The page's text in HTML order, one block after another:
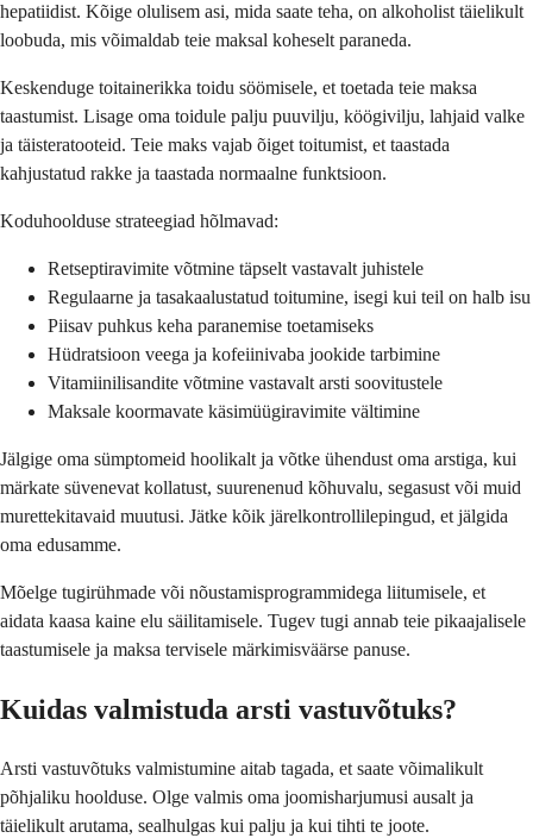
hepatiidist. Kõige olulisem asi, mida saate teha, on alkoholist täielikult
loobuda, mis võimaldab teie maksal koheselt paraneda.
Keskenduge toitainerikka toidu söömisele, et toetada teie maksa
taastumist. Lisage oma toidule palju puuvilju, köögivilju, lahjaid valke
ja täisteratooteid. Teie maks vajab õiget toitumist, et taastada
kahjustatud rakke ja taastada normaalne funktsioon.
Koduhoolduse strateegiad hõlmavad:
Retseptiravimite võtmine täpselt vastavalt juhistele
Regulaarne ja tasakaalustatud toitumine, isegi kui teil on halb isu
Piisav puhkus keha paranemise toetamiseks
Hüdratsioon veega ja kofeiinivaba jookide tarbimine
Vitamiinilisandite võtmine vastavalt arsti soovitustele
Maksale koormavate käsimüügiravimite vältimine
Jälgige oma sümptomeid hoolikalt ja võtke ühendust oma arstiga, kui
märkate süvenevat kollatust, suurenenud kõhuvalu, segasust või muid
murettekitavaid muutusi. Jätke kõik järelkontrollilepingud, et jälgida
oma edusamme.
Mõelge tugirühmade või nõustamisprogrammidega liitumisele, et
aidata kaasa kaine elu säilitamisele. Tugev tugi annab teie pikaajalisele
taastumisele ja maksa tervisele märkimisväärse panuse.
Kuidas valmistuda arsti vastuvõtuks?
Arsti vastuvõtuks valmistumine aitab tagada, et saate võimalikult
põhjaliku hoolduse. Olge valmis oma joomisharjumusi ausalt ja
täielikult arutama, sealhulgas kui palju ja kui tihti te joote.